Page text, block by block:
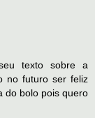
texto sobre a
no futuro ser feliz
do bolo pois quero